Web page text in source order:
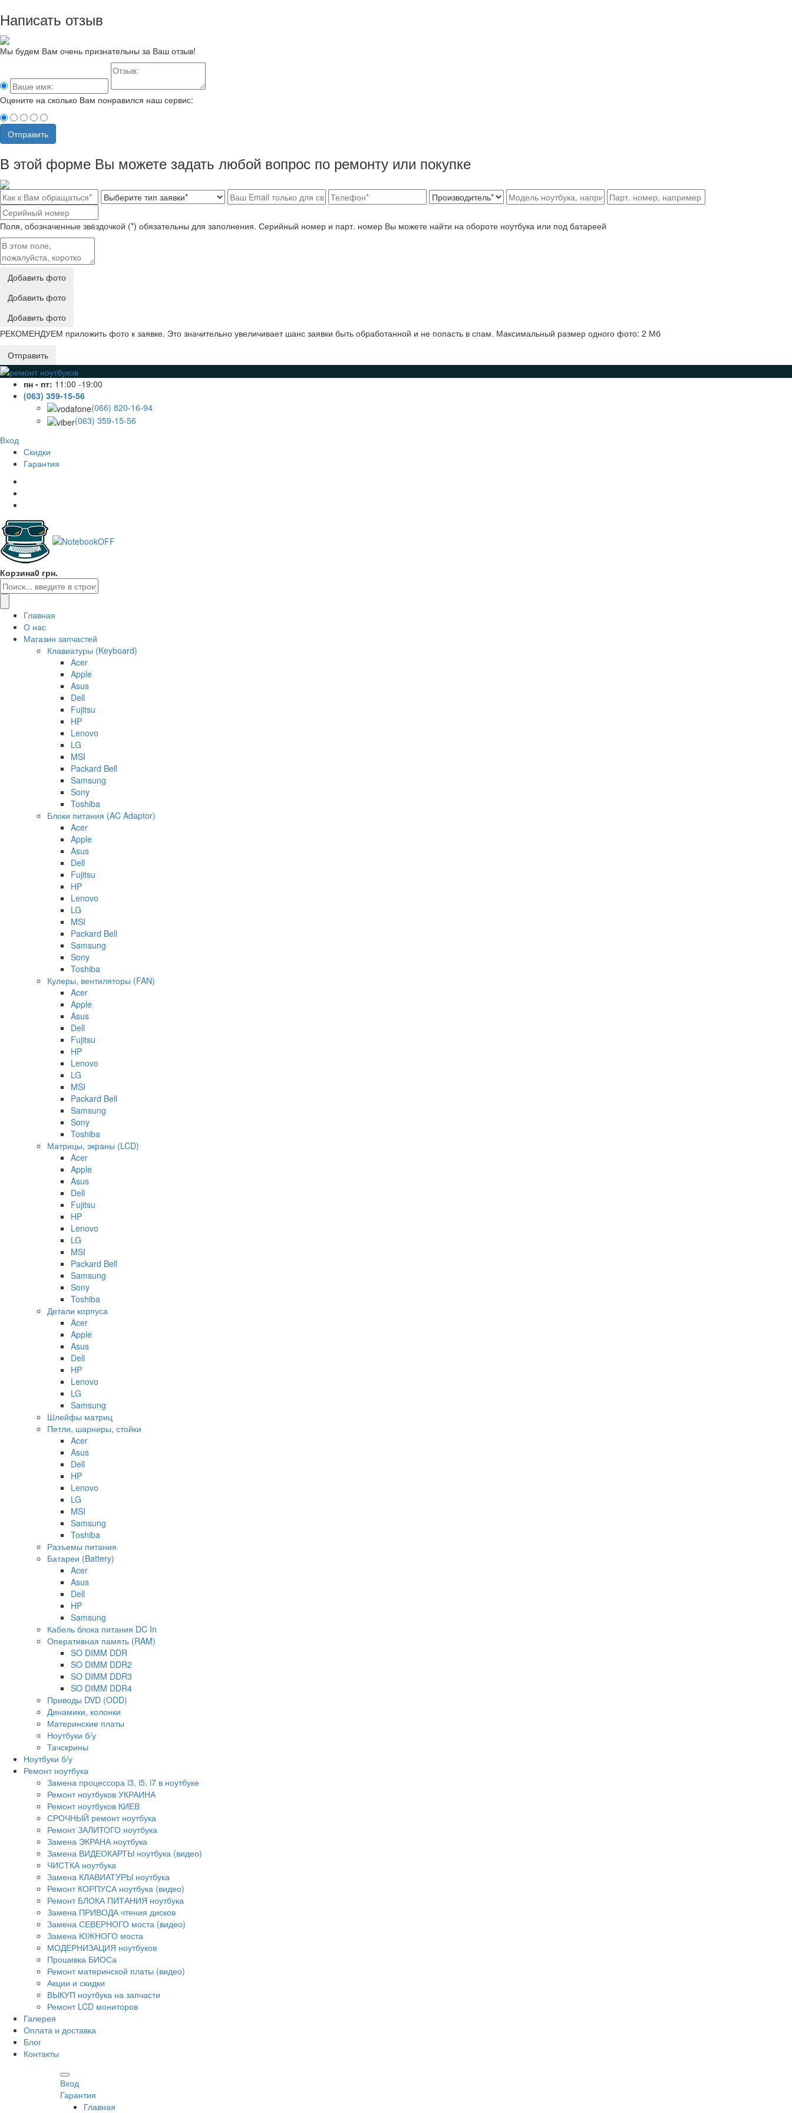
Написать отзыв
Мы будем Вам очень признательны за Ваш отзыв!
Оцените на сколько Вам понравился наш сервис:
Отправить
В этой форме Вы можете задать любой вопрос по ремонту или покупке
Поля, обозначенные звёздочкой (*) обязательны для заполнения. Серийный номер и парт. номер Вы можете найти на обороте ноутбука или под батареей
Добавить фото
Добавить фото
Добавить фото
РЕКОМЕНДУЕМ приложить фото к заявке. Это значительно увеличивает шанс заявки быть обработанной и не попасть в спам. Максимальный размер одного фото: 2 Мб
Отправить
пн - пт: 11:00 -19:00
(063) 359-15-56
(066) 820-16-94
(063) 359-15-56
Вход
Скидки
Гарантия
Корзина0 грн.
Главная
О нас
Магазин запчастей
Клавиатуры (Keyboard)
Acer
Apple
Asus
Dell
Fujitsu
HP
Lenovo
LG
MSI
Packard Bell
Samsung
Sony
Toshiba
Блоки питания (AC Adaptor)
Acer
Apple
Asus
Dell
Fujitsu
HP
Lenovo
LG
MSI
Packard Bell
Samsung
Sony
Toshiba
Кулеры, вентиляторы (FAN)
Acer
Apple
Asus
Dell
Fujitsu
HP
Lenovo
LG
MSI
Packard Bell
Samsung
Sony
Toshiba
Матрицы, экраны (LCD)
Acer
Apple
Asus
Dell
Fujitsu
HP
Lenovo
LG
MSI
Packard Bell
Samsung
Sony
Toshiba
Детали корпуса
Acer
Apple
Asus
Dell
HP
Lenovo
LG
Samsung
Шлейфы матриц
Петли, шарниры, стойки
Acer
Asus
Dell
HP
Lenovo
LG
MSI
Samsung
Toshiba
Разъемы питания
Батареи (Battery)
Acer
Asus
Dell
HP
Samsung
Кабель блока питания DC In
Оперативная память (RAM)
SO DIMM DDR
SO DIMM DDR2
SO DIMM DDR3
SO DIMM DDR4
Приводы DVD (ODD)
Динамики, колонки
Материнские платы
Ноутбуки б/у
Тачскрины
Ноутбуки б/у
Ремонт ноутбука
Замена процессора i3, i5, i7 в ноутбуке
Ремонт ноутбуков УКРАИНА
Ремонт ноутбуков КИЕВ
СРОЧНЫЙ ремонт ноутбука
Ремонт ЗАЛИТОГО ноутбука
Замена ЭКРАНА ноутбука
Замена ВИДЕОКАРТЫ ноутбука (видео)
ЧИСТКА ноутбука
Замена КЛАВИАТУРЫ ноутбука
Ремонт КОРПУСА ноутбука (видео)
Ремонт БЛОКА ПИТАНИЯ ноутбука
Замена ПРИВОДА чтения дисков
Замена СЕВЕРНОГО моста (видео)
Замена ЮЖНОГО моста
МОДЕРНИЗАЦИЯ ноутбуков
Прошивка БИОСа
Ремонт материнской платы (видео)
Акции и скидки
ВЫКУП ноутбука на запчасти
Ремонт LCD мониторов
Галерея
Оплата и доставка
Блог
Контакты
Вход
Гарантия
Главная